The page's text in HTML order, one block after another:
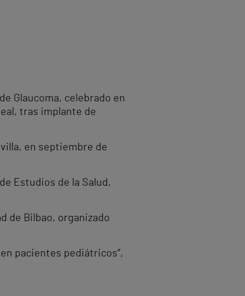
Glaucoma, celebrado en
tras implante de
en septiembre de
Estudios de la Salud,
de Bilbao, organizado
pacientes pediátricos”,